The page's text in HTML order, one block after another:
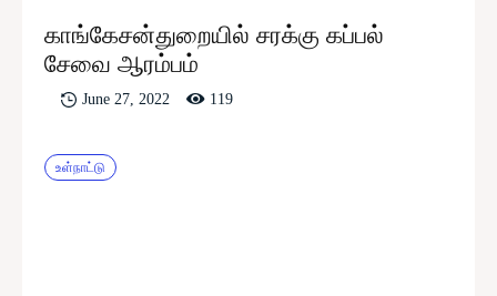
காங்கேசன்துறையில் சரக்கு கப்பல்
சேவை ஆரம்பம்
June 27, 2022 119
உள்நாட்டு